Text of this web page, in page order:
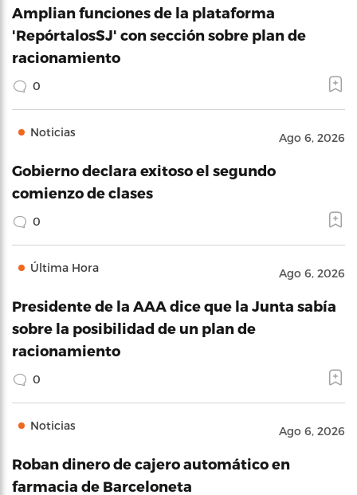
Amplian funciones de la plataforma
'RepórtalosSJ' con sección sobre plan de
racionamiento
0
Noticias Ago 6, 2026
Gobierno declara exitoso el segundo
comienzo de clases
0
Última Hora Ago 6, 2026
Presidente de la AAA dice que la Junta sabía
sobre la posibilidad de un plan de
racionamiento
0
Noticias Ago 6, 2026
Roban dinero de cajero automático en
farmacia de Barceloneta